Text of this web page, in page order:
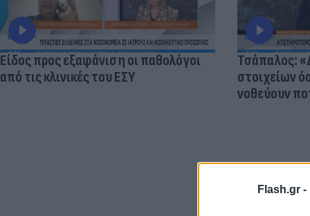
Flash.gr -
Είδος προς εξαφάνιση οι παθολόγοι
από τις κλινικές του ΕΣΥ
Τσάπαλος:
στοιχείων
νοθεύουν